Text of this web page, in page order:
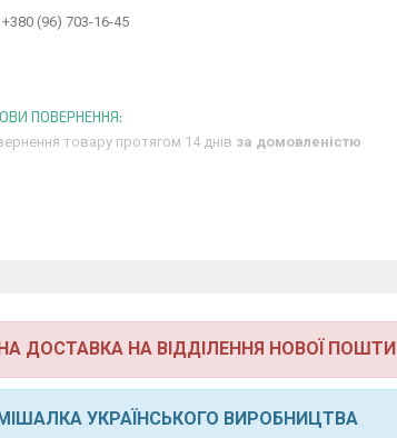
+380 (96) 703-16-45
товару протягом 14 днів за домовленістю
ДОСТАВКА НА ВІДДІЛЕННЯ НОВОЇ ПОШТИ
УКРАЇНСЬКОГО ВИРОБНИЦТВА